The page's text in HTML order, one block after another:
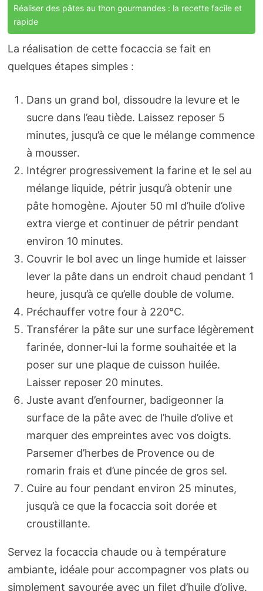
Réaliser des pâtes au thon gourmandes : la recette facile et
rapide
La réalisation de cette focaccia se fait en
quelques étapes simples :
Dans un grand bol, dissoudre la levure et le
sucre dans l’eau tiède. Laissez reposer 5
minutes, jusqu’à ce que le mélange commence
à mousser.
Intégrer progressivement la farine et le sel au
mélange liquide, pétrir jusqu’à obtenir une
pâte homogène. Ajouter 50 ml d’huile d’olive
extra vierge et continuer de pétrir pendant
environ 10 minutes.
Couvrir le bol avec un linge humide et laisser
lever la pâte dans un endroit chaud pendant 1
heure, jusqu’à ce qu’elle double de volume.
Préchauffer votre four à 220°C.
Transférer la pâte sur une surface légèrement
farinée, donner-lui la forme souhaitée et la
poser sur une plaque de cuisson huilée.
Laisser reposer 20 minutes.
Juste avant d’enfourner, badigeonner la
surface de la pâte avec de l’huile d’olive et
marquer des empreintes avec vos doigts.
Parsemer d’herbes de Provence ou de
romarin frais et d’une pincée de gros sel.
Cuire au four pendant environ 25 minutes,
jusqu’à ce que la focaccia soit dorée et
croustillante.
Servez la focaccia chaude ou à température
ambiante, idéale pour accompagner vos plats ou
simplement savourée avec un filet d’huile d’olive.